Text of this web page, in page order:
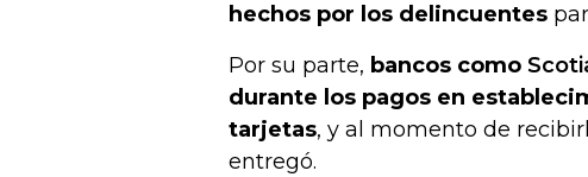
hechos por los delincuentes
Por su parte, bancos como
durante los pagos en
tarjetas, y al momento de
entregó.